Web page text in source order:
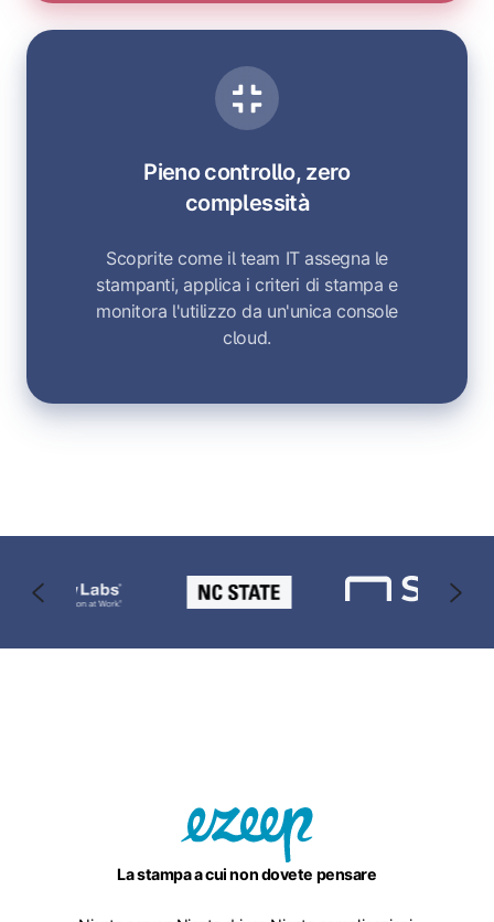
Pieno controllo, zero
complessità
Scoprite come il team IT assegna le
stampanti, applica i criteri di stampa e
monitora l'utilizzo da un'unica console
cloud.
La stampa a cui non dovete pensare